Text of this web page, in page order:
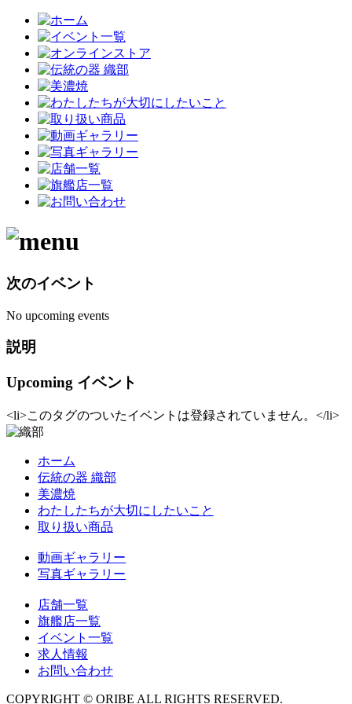
次のイベント
No upcoming events
説明
Upcoming イベント
<li>このタグのついたイベントは登録されていません。</li>
ホーム
伝統の器 織部
美濃焼
わたしたちが大切にしたいこと
取り扱い商品
動画ギャラリー
写真ギャラリー
店舗一覧
旗艦店一覧
イベント一覧
求人情報
お問い合わせ
COPYRIGHT © ORIBE ALL RIGHTS RESERVED.